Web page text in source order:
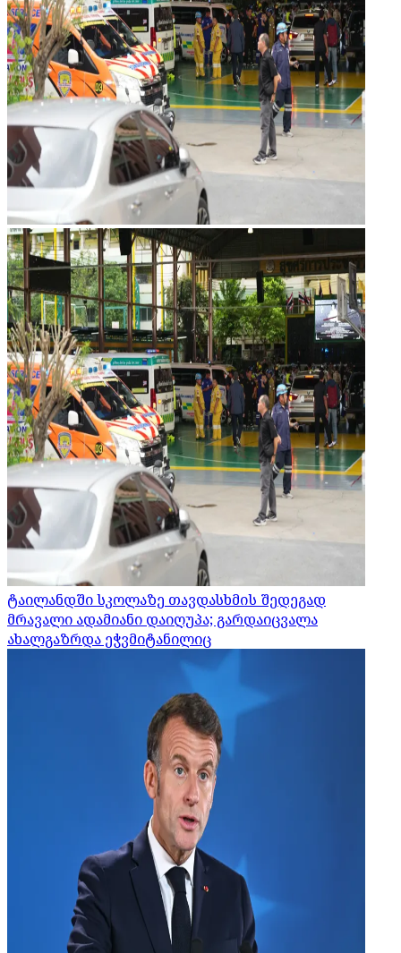
ტაილანდში სკოლაზე თავდასხმის შედეგად
მრავალი ადამიანი დაიღუპა; გარდაიცვალა
ახალგაზრდა ეჭვმიტანილიც